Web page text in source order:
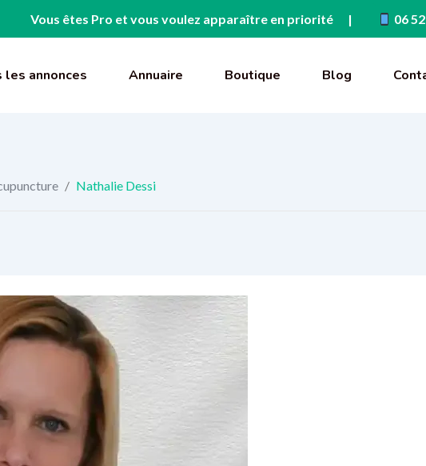
Vous êtes Pro et vous voulez apparaître en priorité 06
les annonces Annuaire Boutique Blog
/ Nathalie Dessi